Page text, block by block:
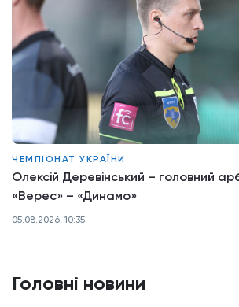
Головні новини
ЧЕМПІОНАТ УКРАЇНИ
Олексій Деревінський – головний
«Верес» – «Динамо»
05.08.2026, 10:35